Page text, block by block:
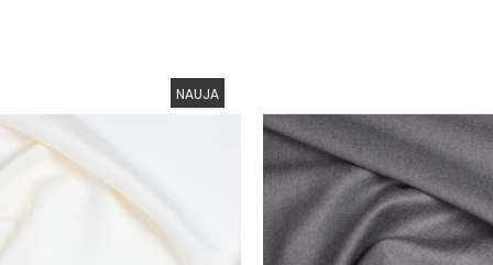
NAUJA